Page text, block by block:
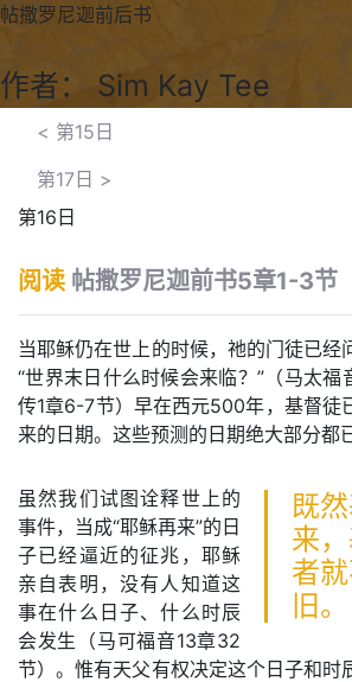
帖撒罗尼迦前后书
作者： Sim Kay Tee
< 第15日
第17日 >
第16日
阅读 帖撒罗尼迦前书5章1-3节
当耶稣仍在世上的时候，祂的门徒已经
“世界末日什么时候会来临？”（马太
传1章6-7节）早在西元500年，基督徒
来的日期。这些预测的日期绝大部分都
既
来
者
旧。
虽然我们试图诠释世上的
事件，当成“耶稣再来”的日
子已经逼近的征兆，耶稣
亲自表明，没有人知道这
事在什么日子、什么时辰
会发生（马可福音13章32
节）。惟有天父有权决定这个日子和时